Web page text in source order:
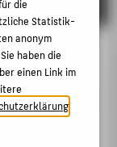
die
Statistik-
anonym
haben die
einen Link im